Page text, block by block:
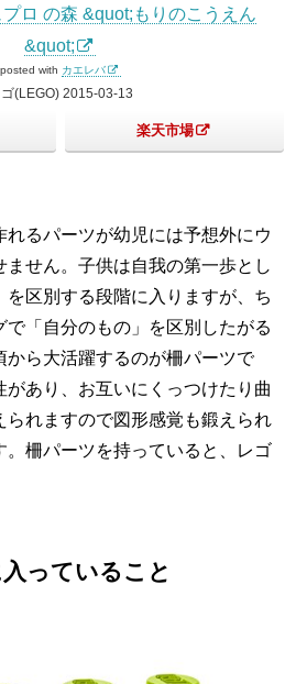
ロ の森 &quot;もりのこうえん
&quot;
posted with カエレバ
(LEGO) 2015-03-13
楽天市場
れるパーツが幼児には予想外にウ
せん。子供は自我の第一歩とし
区別する段階に入りますが、ち
で「自分のもの」を区別したがる
から大活躍するのが柵パーツで
あり、お互いにくっつけたり曲
られますので図形感覚も鍛えられ
。柵パーツを持っていると、レゴ
っていること